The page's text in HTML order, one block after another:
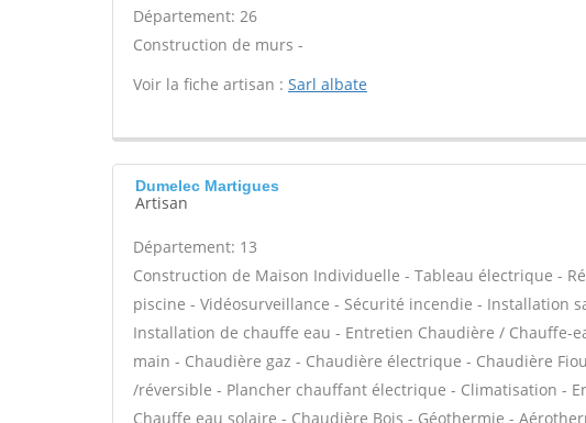
Département: 26
Construction de murs -
Voir la fiche artisan : Sarl albate
Dumelec Martigues
Artisan
Département: 13
Construction de Maison Individuelle - Tableau électrique -
piscine - Vidéosurveillance - Sécurité incendie - Installation
Installation de chauffe eau - Entretien Chaudière / Chauffe-
main - Chaudière gaz - Chaudière électrique - Chaudière
/réversible - Plancher chauffant électrique - Climatisation -
Chauffe eau solaire - Chaudière Bois - Géothermie -